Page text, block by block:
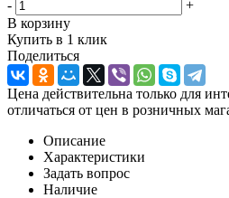
-
+
В корзину
Купить в 1 клик
Поделиться
Цена действительна только для
отличаться от цен в розничных
Описание
Характеристики
Задать вопрос
Наличие